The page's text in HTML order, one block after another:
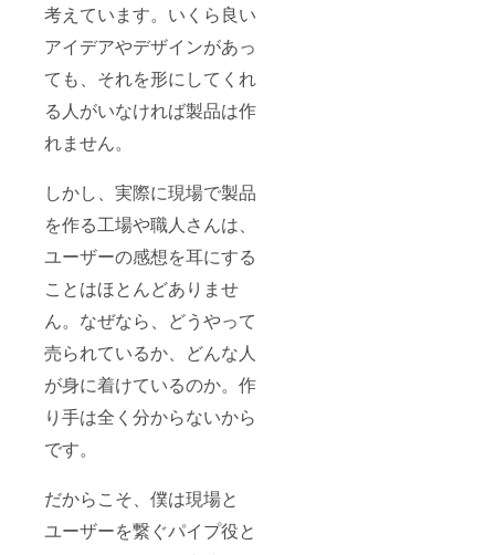
考えています。いくら良い
アイデアやデザインがあっ
ても、それを形にしてくれ
る人がいなければ製品は作
れません。
しかし、実際に現場で製品
を作る工場や職人さんは、
ユーザーの感想を耳にする
ことはほとんどありませ
ん。なぜなら、どうやって
売られているか、どんな人
が身に着けているのか。作
り手は全く分からないから
です。
だからこそ、僕は現場と
ユーザーを繋ぐパイプ役と